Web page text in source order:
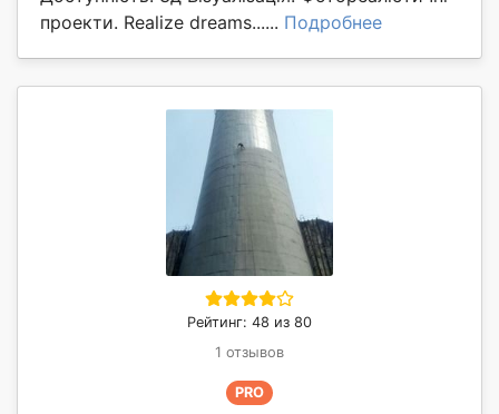
проекти. Realize dreams...... Подробнее
Рейтинг: 48 из 80
1 отзывов
PRO